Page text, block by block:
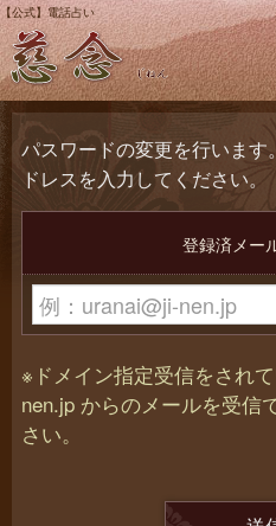
nen.jp